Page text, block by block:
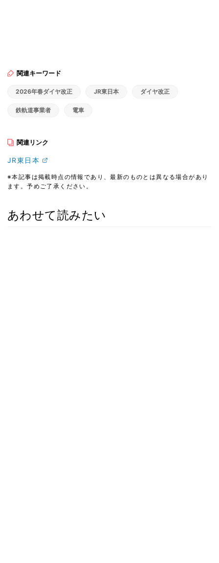
関連キーワード
2026年春ダイヤ改正 JR東日本 ダイヤ改正
鉄軌道事業者 電車
関連リンク
JR東日本
※本記事は掲載時点の情報であり、最新のものとは異なる場合があり
ます。予めご了承ください。
あわせて読みたい